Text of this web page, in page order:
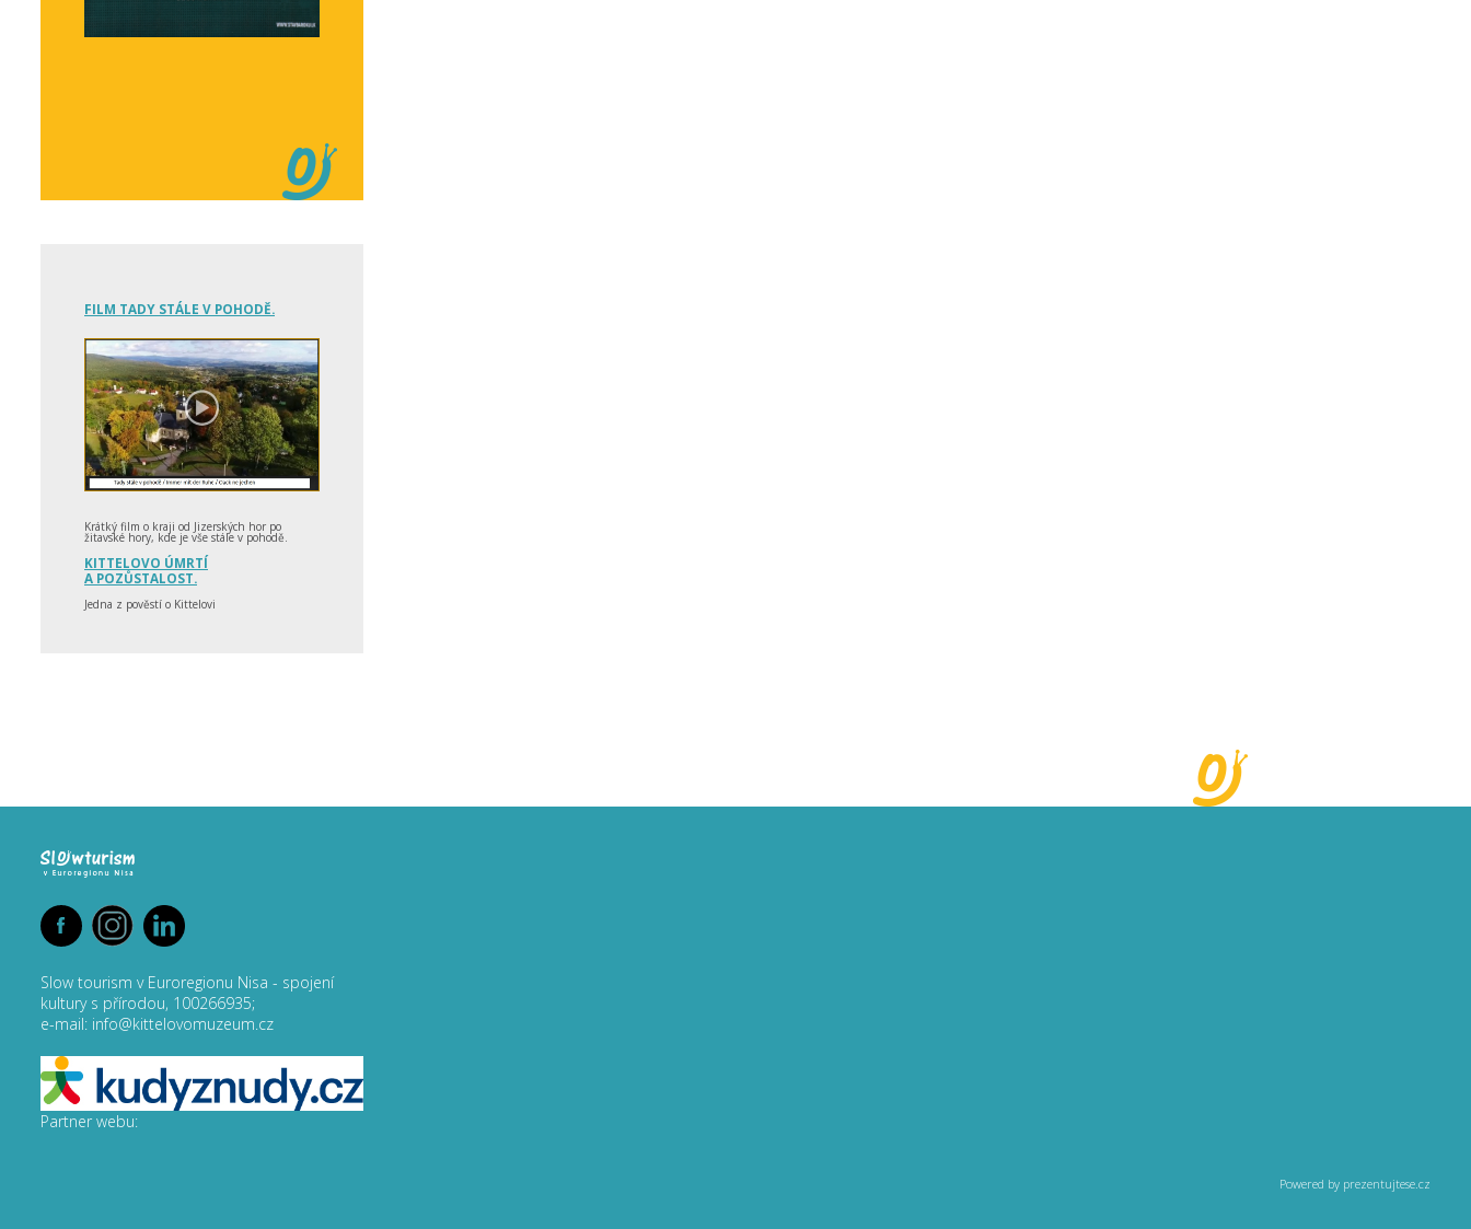
FILM TADY STÁLE V POHODĚ.
Krátký film o kraji od Jizerských hor po
žitavské hory, kde je vše stále v pohodě.
KITTELOVO ÚMRTÍ
A POZŮSTALOST.
Jedna z pověstí o Kittelovi
Slow tourism v Euroregionu Nisa - spojení
kultury s přírodou, 100266935;
e-mail: info@kittelovomuzeum.cz
Partner webu:
Powered by prezentujtese.cz